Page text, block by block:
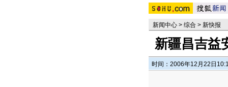
新闻中心 > 综合 > 新快报
新疆昌吉益
时间：2006年12月22日